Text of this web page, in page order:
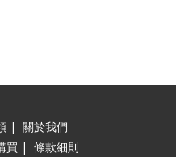
| 關於我們
買 | 條款細則